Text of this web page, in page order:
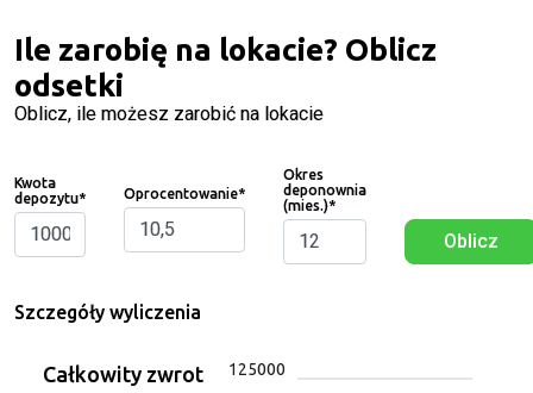
Ile zarobię na lokacie? Oblicz
odsetki
Oblicz, ile możesz zarobić na lokacie
Kwota
depozytu* Oprocentowanie*
Okres
deponownia
(mies.)*
Oblicz
Szczegóły wyliczenia
Całkowity zwrot 125000